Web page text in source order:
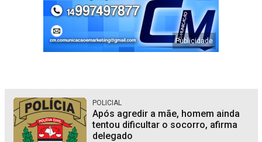
POLICIAL
Após agredir a mãe, homem ainda
tentou dificultar o socorro, afirma
delegado